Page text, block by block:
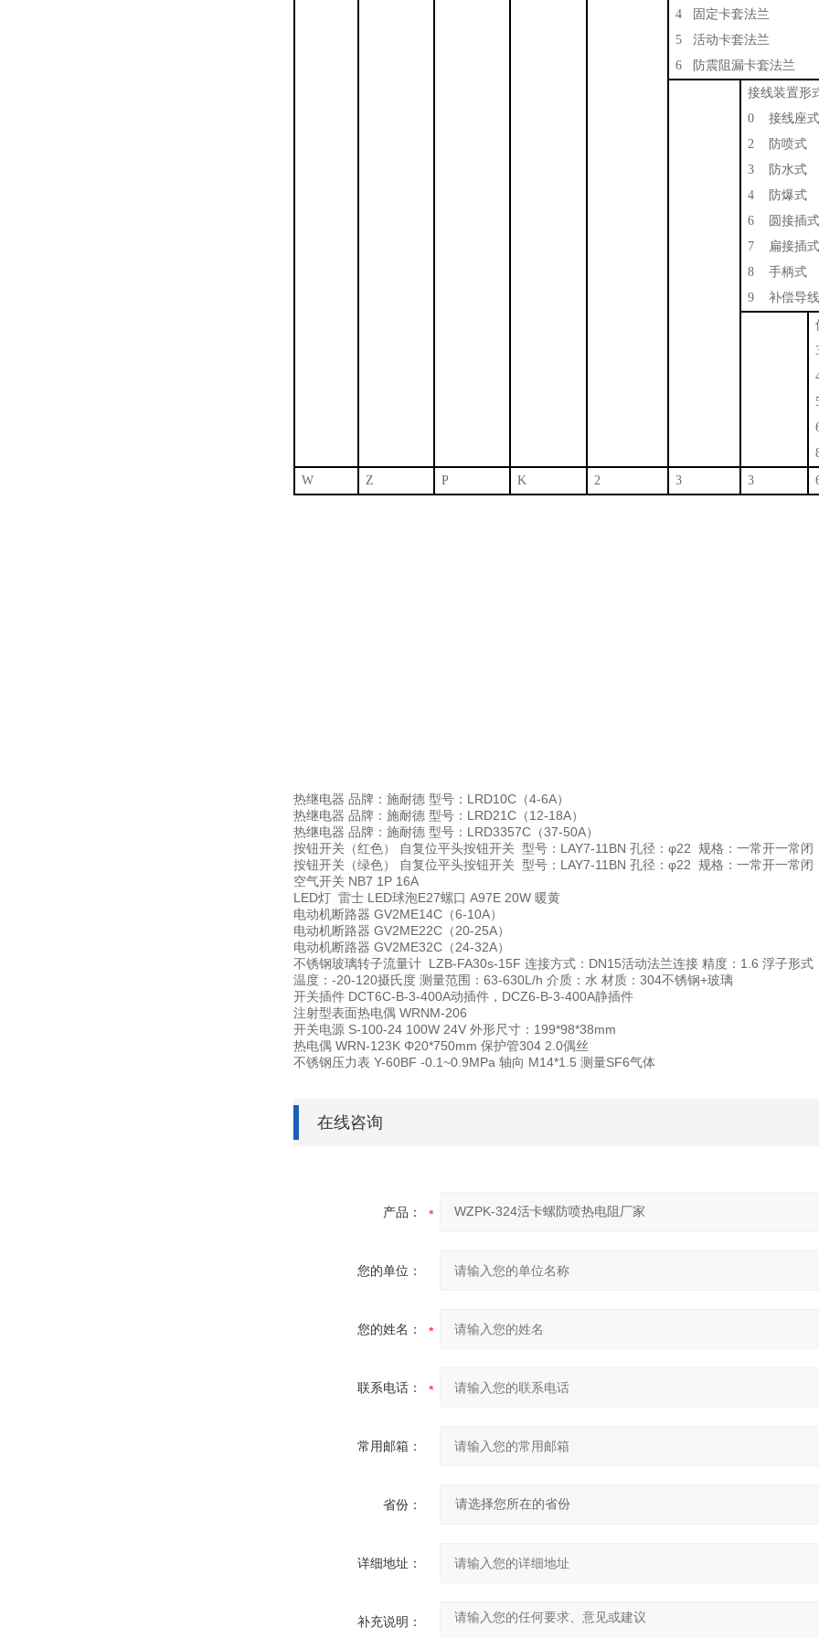
4 固定卡套法兰
5 活动卡套法兰
6 防震阻漏卡套法兰
接线装置形
0 接线座式
2 防喷式
3 防水式
4 防爆式
6 圆接插式
7 扁接插式
8 手柄式
9 补偿导
W
Z P K 2 3 3
热继电器 品牌：施耐德 型号：LRD10C（4-6A）
热继电器 品牌：施耐德 型号：LRD21C（12-18A）
热继电器 品牌：施耐德 型号：LRD3357C（37-50A）
按钮开关（红色）
自复位平头按钮开关 型号：LAY7-11BN 孔径：φ22 规格：一常开一常闭
按钮开关（绿色）
自复位平头按钮开关 型号：LAY7-11BN 孔径：φ22 规格：一常开一常闭
空气开关 NB7 1P 16A
LED灯 雷士 LED球泡E27螺口 A97E 20W 暖黄
电动机断路器 GV2ME14C（6-10A）
电动机断路器 GV2ME22C（20-25A）
电动机断路器 GV2ME32C（24-32A）
不锈钢玻璃转子流量计 LZB-FA30s-15F 连接方式：DN15活动法兰连接 精度：1.6 浮子形
温度：-20-120摄氏度 测量范围：63-630L/h 介质：水 材质：304不锈钢+玻璃
开关插件 DCT6C-B-3-400A动插件，DCZ6-B-3-400A静插件
注射型表面热电偶 WRNM-206
开关电源 S-100-24 100W 24V 外形尺寸：199*98*38mm
热电偶 WRN-123K Φ20*750mm 保护管304 2.0偶丝
不锈钢压力表 Y-60BF -0.1~0.9MPa 轴向 M14*1.5 测量SF6气体
在线咨询
产品：
您的单位：
您的姓名：
联系电话：
常用邮箱：
省份：
详细地址：
补充说明：